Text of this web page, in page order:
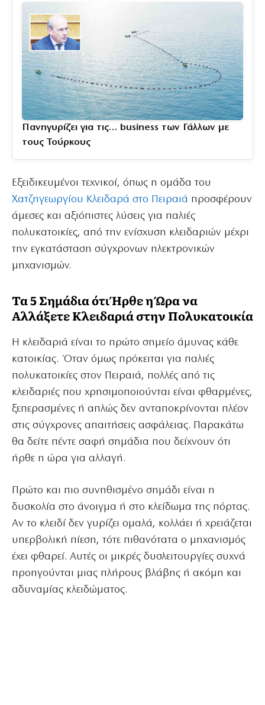
Πανηγυρίζει για τις… business των Γάλλων με
τους Τούρκους
Εξειδικευμένοι τεχνικοί, όπως η ομάδα του
Χατζηγεωργίου Κλειδαρά στο Πειραιά προσφέρουν
άμεσες και αξιόπιστες λύσεις για παλιές
πολυκατοικίες, από την ενίσχυση κλειδαριών μέχρι
την εγκατάσταση σύγχρονων ηλεκτρονικών
μηχανισμών.
Τα 5 Σημάδια ότι Ήρθε η Ώρα να
Αλλάξετε Κλειδαριά στην Πολυκατοικία
Η κλειδαριά είναι το πρώτο σημείο άμυνας κάθε
κατοικίας. Όταν όμως πρόκειται για παλιές
πολυκατοικίες στον Πειραιά, πολλές από τις
κλειδαριές που χρησιμοποιούνται είναι φθαρμένες,
ξεπερασμένες ή απλώς δεν ανταποκρίνονται πλέον
στις σύγχρονες απαιτήσεις ασφάλειας. Παρακάτω
θα δείτε πέντε σαφή σημάδια που δείχνουν ότι
ήρθε η ώρα για αλλαγή.
Πρώτο και πιο συνηθισμένο σημάδι είναι η
δυσκολία στο άνοιγμα ή στο κλείδωμα της πόρτας.
Αν το κλειδί δεν γυρίζει ομαλά, κολλάει ή χρειάζεται
υπερβολική πίεση, τότε πιθανότατα ο μηχανισμός
έχει φθαρεί. Αυτές οι μικρές δυσλειτουργίες συχνά
προηγούνται μιας πλήρους βλάβης ή ακόμη και
αδυναμίας κλειδώματος.